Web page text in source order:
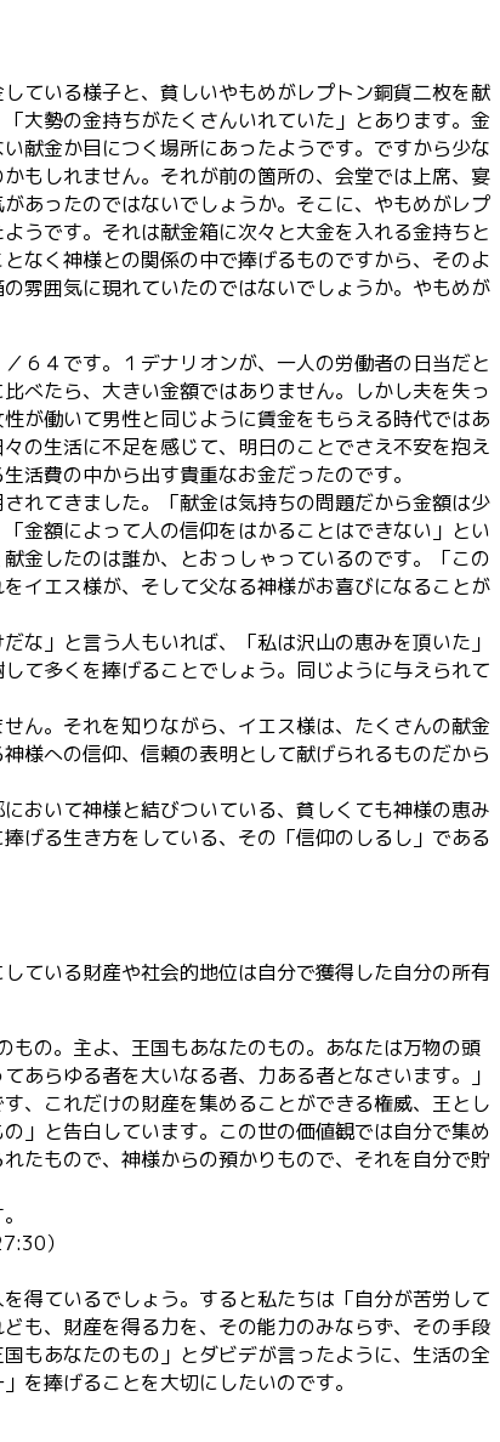
ている様子と、貧しいやもめがレプトン銅貨二枚を献
大勢の金持ちがたくさんいれていた」とあります。金
献金か目につく場所にあったようです。ですから少な
もしれません。それが前の箇所の、会堂では上席、宴
あったのではないでしょうか。そこに、やもめがレプ
うです。それは献金箱に次々と大金を入れる金持ちと
なく神様との関係の中で捧げるものですから、そのよ
雰囲気に現れていたのではないでしょうか。やもめが
６４です。１デナリオンが、一人の労働者の日当だと
べたら、大きい金額ではありません。しかし夫を失っ
が働いて男性と同じように賃金をもらえる時代ではあ
の生活に不足を感じて、明日のことでさえ不安を抱え
活費の中から出す貴重なお金だったのです。
れてきました。「献金は気持ちの問題だから金額は少
金額によって人の信仰をはかることはできない」とい
金したのは誰か、とおっしゃっているのです。「この
イエス様が、そして父なる神様がお喜びになることが
な」と言う人もいれば、「私は沢山の恵みを頂いた」
て多くを捧げることでしょう。同じように与えられて
ん。それを知りながら、イエス様は、たくさんの献金
様への信仰、信頼の表明として献げられるものだから
おいて神様と結びついている、貧しくても神様の恵み
げる生き方をしている、その「信仰のしるし」である
ている財産や社会的地位は自分で獲得した自分の所有
の。主よ、王国もあなたのもの。あなたは万物の頭
あらゆる者を大いなる者、力ある者となさいます。」
、これだけの財産を集めることができる権威、王とし
」と告白しています。この世の価値観では自分で集め
たもので、神様からの預かりもので、それを自分で貯
）
得ているでしょう。すると私たちは「自分が苦労して
も、財産を得る力を、その能力のみならず、その手段
もあなたのもの」とダビデが言ったように、生活の全
を捧げることを大切にしたいのです。